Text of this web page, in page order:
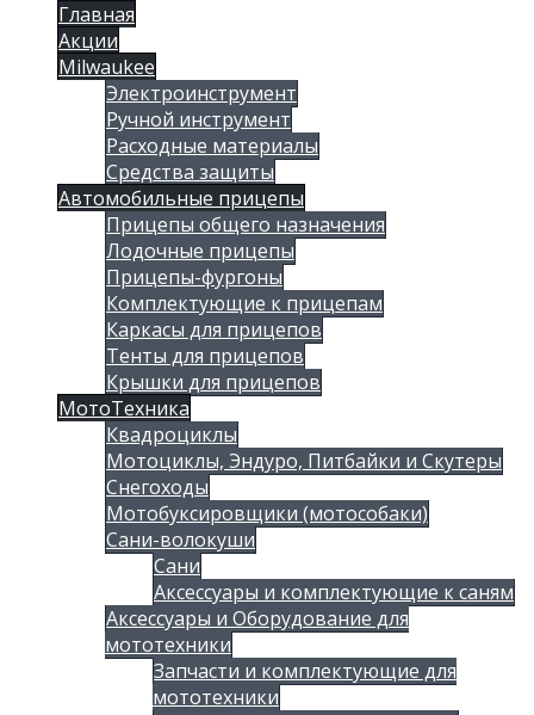
Главная
Акции
Milwaukee
Электроинструмент
Ручной инструмент
Расходные материалы
Средства защиты
Автомобильные прицепы
Прицепы общего назначения
Лодочные прицепы
Прицепы-фургоны
Комплектующие к прицепам
Каркасы для прицепов
Тенты для прицепов
Крышки для прицепов
МотоТехника
Квадроциклы
Мотоциклы, Эндуро, Питбайки и Скутеры
Снегоходы
Мотобуксировщики (мотособаки)
Сани-волокуши
Сани
Аксессуары и комплектующие к саням
Аксессуары и Оборудование для
мототехники
Запчасти и комплектующие для
мототехники